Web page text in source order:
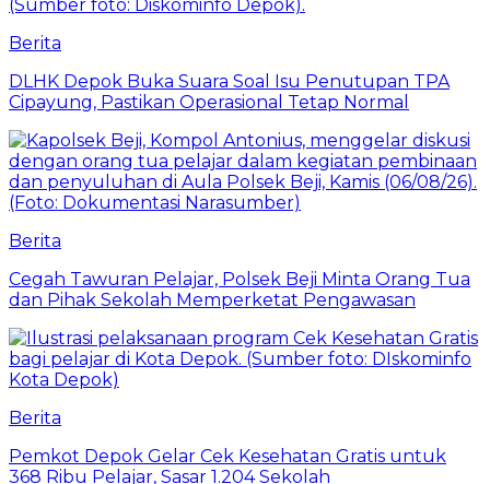
Berita
DLHK Depok Buka Suara Soal Isu Penutupan TPA
Cipayung, Pastikan Operasional Tetap Normal
Berita
Cegah Tawuran Pelajar, Polsek Beji Minta Orang Tua
dan Pihak Sekolah Memperketat Pengawasan
Berita
Pemkot Depok Gelar Cek Kesehatan Gratis untuk
368 Ribu Pelajar, Sasar 1.204 Sekolah